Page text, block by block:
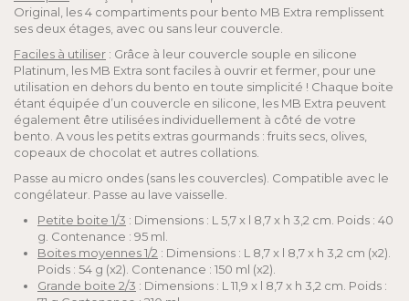
Original, les 4 compartiments pour bento MB Extra remplissent
ses deux étages, avec ou sans leur couvercle.
Faciles à utiliser : Grâce à leur couvercle souple en silicone
Platinum, les MB Extra sont faciles à ouvrir et fermer, pour une
utilisation en dehors du bento en toute simplicité ! Chaque boite
étant équipée d’un couvercle en silicone, les MB Extra peuvent
également être utilisées individuellement à côté de votre
bento. A vous les petits extras gourmands : fruits secs, olives,
copeaux de chocolat et autres collations.
Passe au micro ondes (sans les couvercles). Compatible avec le
congélateur. Passe au lave vaisselle.
Petite boite 1/3 : Dimensions : L 5,7 x l 8,7 x h 3,2 cm. Poids : 40
g. Contenance : 95 ml.
Boites moyennes 1/2 : Dimensions : L 8,7 x l 8,7 x h 3,2 cm (x2).
Poids : 54 g (x2). Contenance : 150 ml (x2).
Grande boite 2/3 : Dimensions : L 11,9 x l 8,7 x h 3,2 cm. Poids :